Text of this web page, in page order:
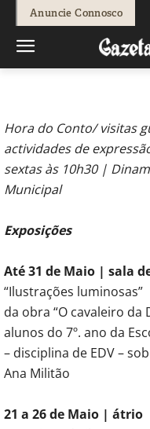
Anuncie Connosco
Redação - 25 de Maio,
Hora do Conto/ visitas
actividades de
sextas às 10h30 |
Municipal
Exposições
Até 31 de Maio | sala
“Ilustrações luminosas”
da obra “O cavaleiro da
alunos do 7º. ano da
– disciplina de EDV –
Ana Militão
21 a 26 de Maio | átrio